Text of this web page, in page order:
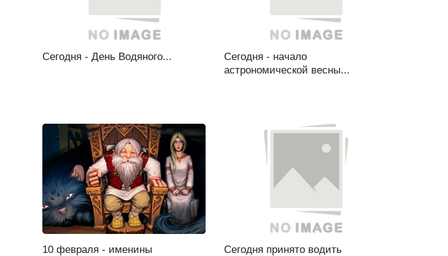
Сегодня - День Водяного...
Сегодня - начало
астрономической весны...
10 февраля - именины
Сегодня принято водить